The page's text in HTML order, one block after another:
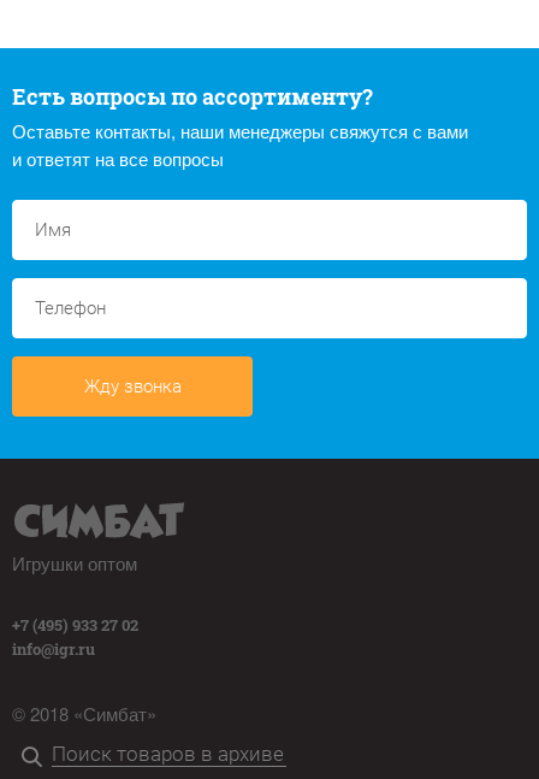
Есть вопросы по ассортименту?
Оставьте контакты, наши менеджеры свяжутся с вами
и ответят на все вопросы
Жду звонка
Игрушки оптом
+7 (495) 933 27 02
info@igr.ru
© 2018 «Симбат»